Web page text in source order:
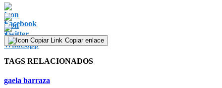
1
minute,
5
seconds
Copiar enlace
TAGS RELACIONADOS
gaela barraza